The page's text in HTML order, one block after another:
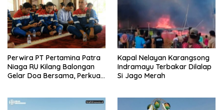
Perwira PT Pertamina Patra
Niaga RU Kilang Balongan
Gelar Doa Bersama, Perkuat
Kapal Nelayan Karangsong
Indramayu Terbakar Dilalap
Si Jago Merah